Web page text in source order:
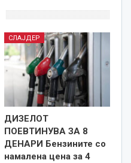
СЛАЈДЕР
ДИЗЕЛОТ
ПОЕВТИНУВА ЗА 8
ДЕНАРИ Бензините со
намалена цена за 4